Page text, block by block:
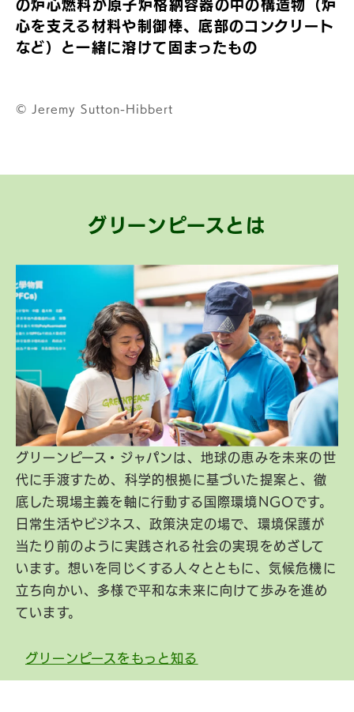
の炉心燃料が原子炉格納容器の中の構造物（炉
心を支える材料や制御棒、底部のコンクリート
など）と一緒に溶けて固まったもの
© Jeremy Sutton-Hibbert
グリーンピースとは
グリーンピース・ジャパンは、地球の恵みを未来の世
代に手渡すため、科学的根拠に基づいた提案と、徹
底した現場主義を軸に行動する国際環境NGOです。
日常生活やビジネス、政策決定の場で、環境保護が
当たり前のように実践される社会の実現をめざして
います。想いを同じくする人々とともに、気候危機に
立ち向かい、多様で平和な未来に向けて歩みを進め
ています。
グリーンピースをもっと知る